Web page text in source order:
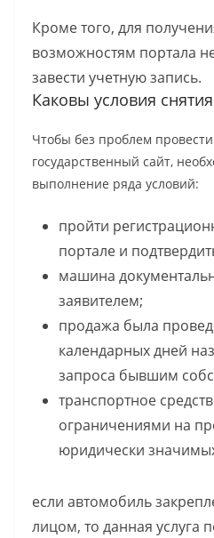
Кроме того, для
возможностям портала
завести учетную запись.
Каковы условия
Чтобы без проблем
государственный сайт,
выполнение ряда условий:
пройти
портале и
машина
заявителем;
продажа была
календарных дней
запроса бывшим
транспортное
ограничениями на
юридически
если автомобиль
лицом, то данная услуга